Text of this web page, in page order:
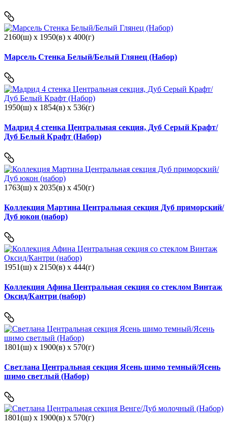
2160(ш) x 1950(в) x 400(г)
Марсель Стенка Белый/Белый Глянец (Набор)
1950(ш) x 1854(в) x 536(г)
Мадрид 4 стенка Центральная секция, Дуб Серый Крафт/
Дуб Белый Крафт (Набор)
1763(ш) x 2035(в) x 450(г)
Коллекция Мартина Центральная секция Дуб приморский/
Дуб юкон (набор)
1951(ш) x 2150(в) x 444(г)
Коллекция Афина Центральная секция со стеклом Винтаж
Оксид/Кантри (набор)
1801(ш) x 1900(в) x 570(г)
Светлана Центральная секция Ясень шимо темный/Ясень
шимо светлый (Набор)
1801(ш) x 1900(в) x 570(г)